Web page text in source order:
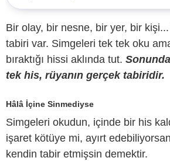
Bir olay, bir nesne, bir yer, bir
tabiri var. Simgeleri tek tek oku
bıraktığı hissi aklında tut.
tek his, rüyanın gerçek tabiridir.
Hâlâ İçine Sinmediyse
Simgeleri okudun, içinde bir his
işaret kötüye mi, ayırt
kendin tabir etmişsin demektir.